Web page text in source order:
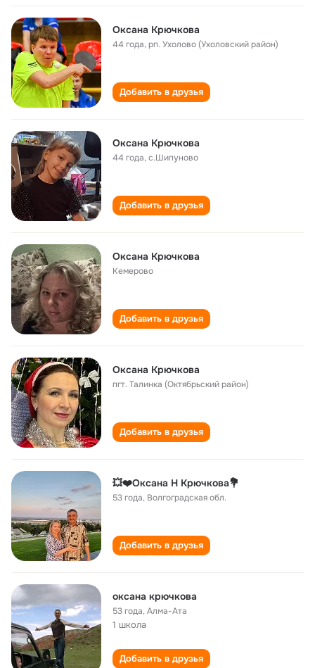
Оксана Крючкова
44 года,рп. Ухолово (Ухоловский район)
Добавить в друзья
Оксана Крючкова
44 года,с.Шипуново
Добавить в друзья
Оксана Крючкова
Кемерово
Добавить в друзья
Оксана Крючкова
пгт. Талинка (Октябрьский район)
Добавить в друзья
💥❤️Оксана Н Крючкова💐
53 года, Волгоградская обл.
Добавить в друзья
оксана крючкова
53 года,Алма-Ата
1 школа
Добавить в друзья